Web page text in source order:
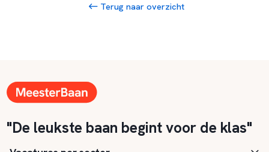
Terug naar overzicht
"De leukste baan begint voor de klas"